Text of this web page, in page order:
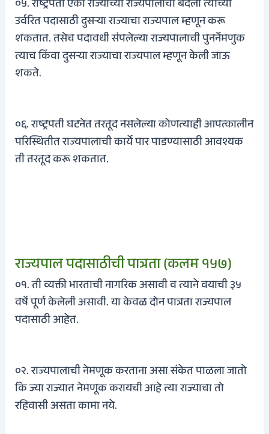
०५. राष्ट्रपती एका राज्याच्या राज्यपालाची बदली त्याच्या
उर्वरित पदासाठी दुसऱ्या राज्याचा राज्यपाल म्हणून करू
शकतात. तसेच पदावधी संपलेल्या राज्यपालाची पुनर्नेमणुक
त्याच किंवा दुसऱ्या राज्याचा राज्यपाल म्हणून केली जाऊ
शकते.
०६. राष्ट्रपती घटनेत तरतूद नसलेल्या कोणत्याही आपत्कालीन
परिस्थितीत राज्यपालाची कार्ये पार पाडण्यासाठी आवश्यक
ती तरतूद करू शकतात.
राज्यपाल पदासाठीची पात्रता (कलम १५७)
०१. ती व्यक्ती भारताची नागरिक असावी व त्याने वयाची ३५
वर्षे पूर्ण केलेली असावी. या केवळ दोन पात्रता राज्यपाल
पदासाठी आहेत.
०२. राज्यपालाची नेमणूक करताना असा संकेत पाळला जातो
कि ज्या राज्यात नेमणूक करायची आहे त्या राज्याचा तो
रहिवासी असता कामा नये.